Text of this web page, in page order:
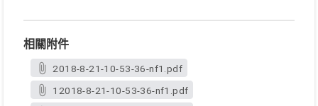
相關附件
2018-8-21-10-53-36-nf1.pdf
12018-8-21-10-53-36-nf1.pdf